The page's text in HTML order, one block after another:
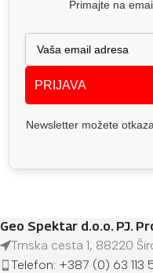
Primajte na
PRIJAVA
Newsletter možete
Geo Spektar d.o.o. PJ.
Trnska cesta 1, 88220
Telefon: +387 (0) 63 113